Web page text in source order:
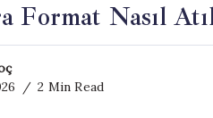
Format Nasıl
2 Min Read